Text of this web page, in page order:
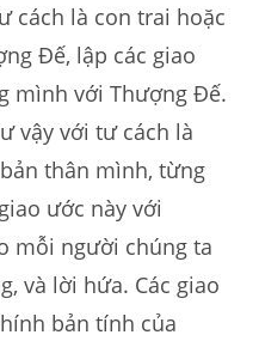
cách là con trai hoặc
Đế, lập các giao
mình với Thượng Đế.
vậy với tư cách là
thân mình, từng
ước này với
mỗi người chúng ta
và lời hứa. Các giao
bản tính của